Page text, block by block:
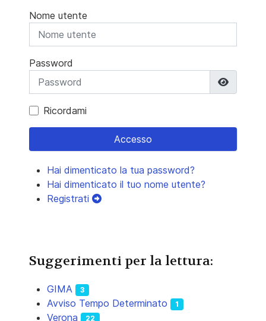
Nome utente
Password
Ricordami
Accesso
Hai dimenticato la tua password?
Hai dimenticato il tuo nome utente?
Registrati
Suggerimenti per la lettura:
GIMA 3
Avviso Tempo Determinato 1
Verona 22